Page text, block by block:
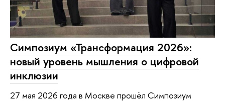
Симпозиум «Трансформация 2026»:
новый уровень мышления о цифровой
инклюзии
27 мая 2026 года в Москве прошёл Симпозиум